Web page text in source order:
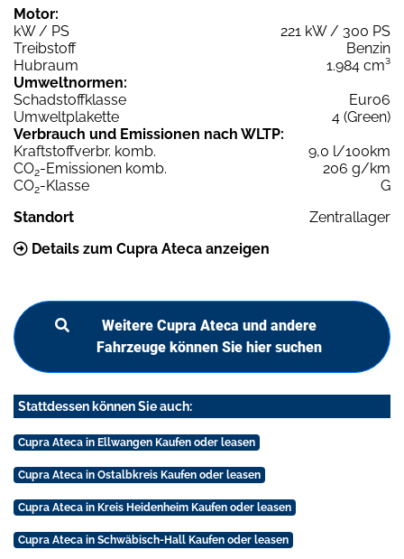
Motor:
kW / PS
221 kW / 300 PS
Treibstoff
Benzin
Hubraum
1.984 cm³
Umweltnormen:
Schadstoffklasse
Euro6
Umweltplakette
4 (Green)
Verbrauch und Emissionen nach WLTP:
Kraftstoffverbr. komb.
9,0 l/100km
CO2-Emissionen komb.
206 g/km
CO2-Klasse
G
Standort
Zentrallager
Details zum Cupra Ateca anzeigen
Weitere Cupra Ateca und andere
Fahrzeuge können Sie hier suchen
Stattdessen können Sie auch:
Cupra Ateca in Ellwangen Kaufen oder leasen
Cupra Ateca in Ostalbkreis Kaufen oder leasen
Cupra Ateca in Kreis Heidenheim Kaufen oder leasen
Cupra Ateca in Schwäbisch-Hall Kaufen oder leasen